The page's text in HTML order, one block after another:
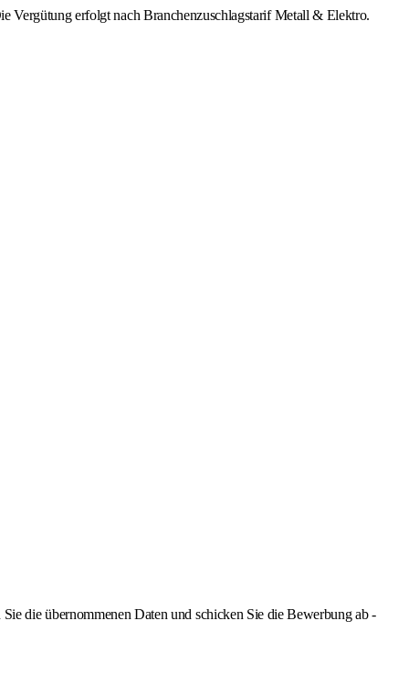
Vergütung erfolgt nach Branchenzuschlagstarif Metall & Elektro.
die übernommenen Daten und schicken Sie die Bewerbung ab -